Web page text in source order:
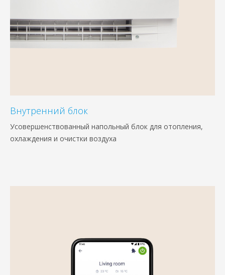
Внутренний блок
Усовершенствованный напольный блок для отопления,
охлаждения и очистки воздуха